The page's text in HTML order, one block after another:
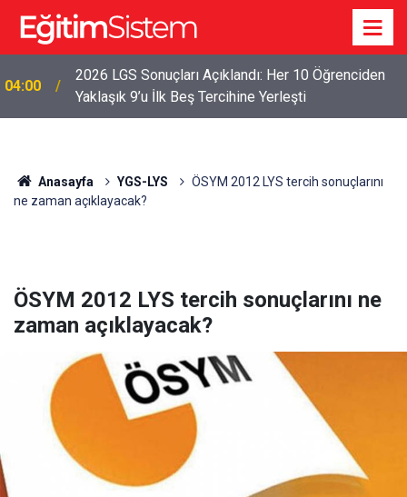
04:00
2026 LGS Sonuçları Açıklandı: Her 10 Öğrenciden
Yaklaşık 9’u İlk Beş Tercihine Yerleşti
Anasayfa YGS-LYS
ÖSYM 2012 LYS tercih sonuçlarını
ne zaman açıklayacak?
ÖSYM 2012 LYS tercih sonuçlarını ne
zaman açıklayacak?